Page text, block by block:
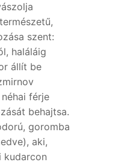
szent:
haláláig
állít be
férje
behajtsa.
goromba
aki,
kudarcon